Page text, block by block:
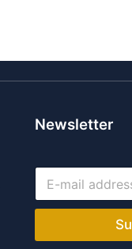
Newsletter
E
m